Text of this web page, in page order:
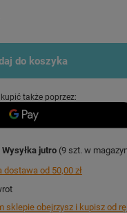
do koszyka
także poprzez:
Wysyłka jutro (9 szt. w
dostawaod 50,00 zł
sklepie obejrzysz i kupisz od